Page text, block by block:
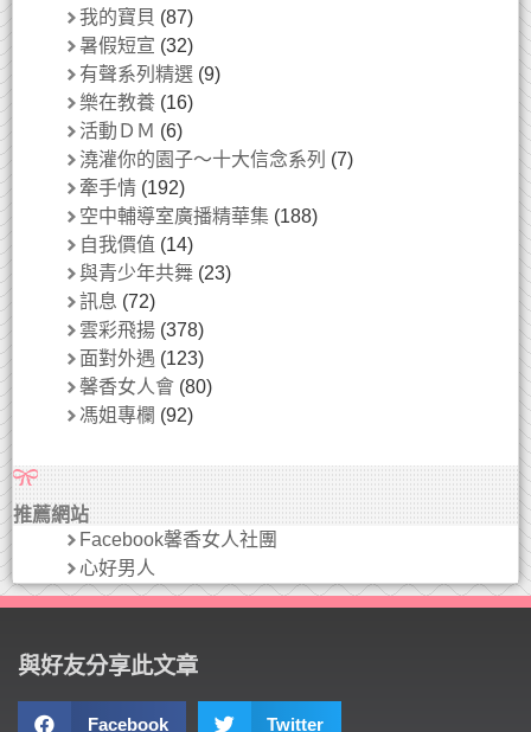
我的寶貝 (87)
暑假短宣 (32)
有聲系列精選 (9)
樂在教養 (16)
活動ＤＭ (6)
澆灌你的園子～十大信念系列 (7)
牽手情 (192)
空中輔導室廣播精華集 (188)
自我價值 (14)
與青少年共舞 (23)
訊息 (72)
雲彩飛揚 (378)
面對外遇 (123)
馨香女人會 (80)
馮姐專欄 (92)
推薦網站
Facebook馨香女人社團
心好男人
與好友分享此文章
Facebook Twitter